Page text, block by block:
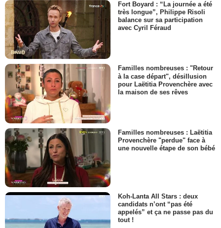
Fort Boyard : “La journée a été
très longue”, Philippe Risoli
balance sur sa participation
avec Cyril Féraud
Familles nombreuses : "Retour
à la case départ", désillusion
pour Laëtitia Provenchère avec
la maison de ses rêves
Familles nombreuses : Laëtitia
Provenchère "perdue" face à
une nouvelle étape de son bébé
Koh-Lanta All Stars : deux
candidats n’ont “pas été
appelés” et ça ne passe pas du
tout !